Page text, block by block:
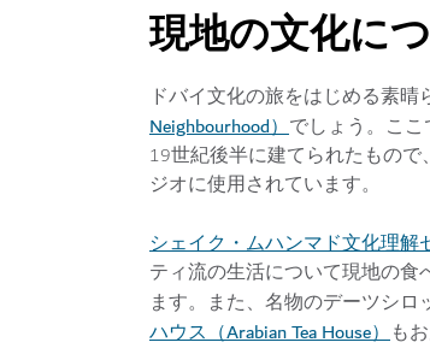
現地の文化に
ドバイ文化の旅をはじめる素晴
Neighbourhood）でしょう。こ
19世紀後半に建てられたもの
ジオに使用されています。
シェイク・ムハンマド文化理解
ティ流の生活について現地の
ます。また、名物のデーツシ
ハウス（Arabian Tea House）も